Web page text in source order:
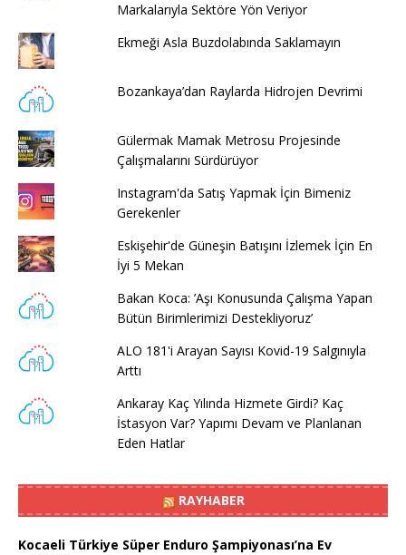
Markalarıyla Sektöre Yön Veriyor
Ekmeği Asla Buzdolabında Saklamayın
Bozankaya’dan Raylarda Hidrojen Devrimi
Gülermak Mamak Metrosu Projesinde
Çalışmalarını Sürdürüyor
Instagram'da Satış Yapmak İçin Bimeniz
Gerekenler
Eskişehir'de Güneşin Batışını İzlemek İçin En
İyi 5 Mekan
Bakan Koca: ’Aşı Konusunda Çalışma Yapan
Bütün Birimlerimizi Destekliyoruz’
ALO 181'i Arayan Sayısı Kovid-19 Salgınıyla
Arttı
Ankaray Kaç Yılında Hizmete Girdi? Kaç
İstasyon Var? Yapımı Devam ve Planlanan
Eden Hatlar
RAYHABER
Kocaeli Türkiye Süper Enduro Şampiyonası’na Ev